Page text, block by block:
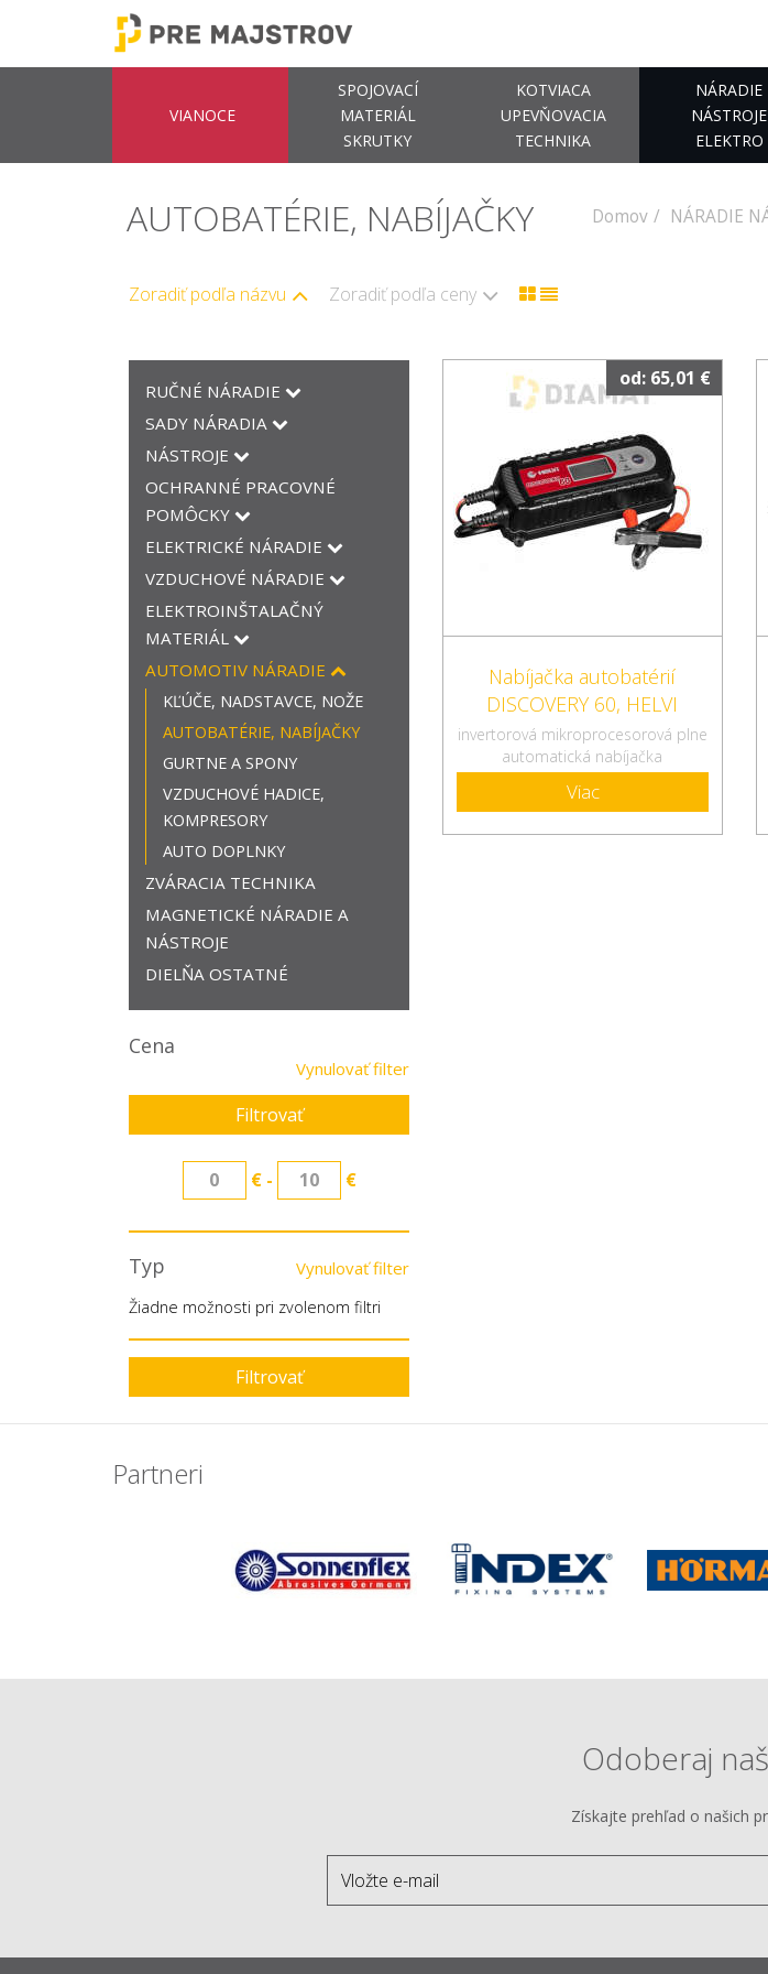
VIANOCE
SPOJOVACÍ
MATERIÁL
SKRUTKY
KOTVIACA
UPEVŇOVACIA
TECHNIKA
NÁRADIE
NÁSTROJE
ELEKTRO
AUTOBATÉRIE, NABÍJAČKY Domov NÁRADIE
Zoradiť podľa názvu Zoradiť podľa ceny
RUČNÉ NÁRADIE
SADY NÁRADIA
NÁSTROJE
OCHRANNÉ PRACOVNÉ
POMÔCKY
ELEKTRICKÉ NÁRADIE
VZDUCHOVÉ NÁRADIE
ELEKTROINŠTALAČNÝ
MATERIÁL
AUTOMOTIV NÁRADIE
KĽÚČE, NADSTAVCE, NOŽE
AUTOBATÉRIE, NABÍJAČKY
GURTNE A SPONY
VZDUCHOVÉ HADICE,
KOMPRESORY
AUTO DOPLNKY
ZVÁRACIA TECHNIKA
MAGNETICKÉ NÁRADIE A
NÁSTROJE
DIELŇA OSTATNÉ
Cena
Vynulovať filter
Filtrovať
€ - €
Typ Vynulovať filter
Žiadne možnosti pri zvolenom filtri
Filtrovať
od: 65,01 €
Nabíjačka autobatérií
DISCOVERY 60, HELVI
invertorová mikroprocesorová plne
automatická nabíjačka
Viac
Partneri
Odoberaj
Získajte prehľad o našich
mail